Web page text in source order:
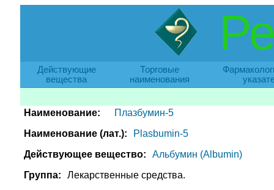
Действующие
вещества
Торговые
наименования
Наименование:
Плазбумин-5
Наименование (лат.):
Plasbumin-5
Действующее вещество:
Альбумин (Albumin)
Группа:
Лекарственные средства.